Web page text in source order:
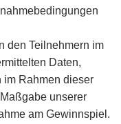
den Teilnehmern im
Daten,
im Rahmen dieser
unserer
am Gewinnspiel.